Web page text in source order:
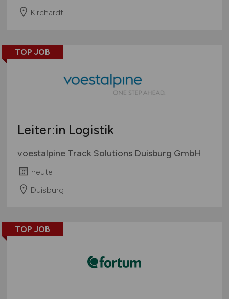
Kirchardt
TOP JOB
Leiter:in Logistik
voestalpine Track Solutions Duisburg GmbH
heute
Duisburg
TOP JOB